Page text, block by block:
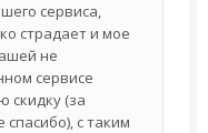
сервиса,
страдает и мое
не
сервисе
скидку (за
с таким